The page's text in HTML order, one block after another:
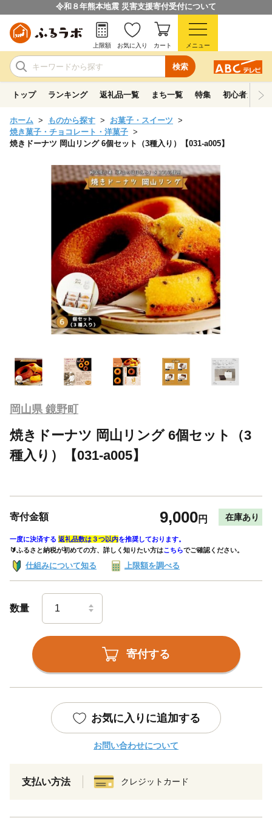
令和８年熊本地震 災害支援寄付受付について
検索
上限額 お気に入り カート メニュー
トップ ランキング 返礼品一覧 まち一覧 特集 初心者ガイド
ホーム ものから探す
お菓子・スイーツ
焼き菓子・チョコレート・洋菓子
焼きドーナツ 岡山リング 6個セット（3種入り）【031-a005】
岡山県 鏡野町
焼きドーナツ 岡山リング 6個セット（3
種入り）【031-a005】
寄付金額 9,000円 在庫あり
一度に決済する 返礼品数は３つ以内を推奨しております。
🔰ふるさと納税が初めての方、詳しく知りたい方はこちらでご確認ください。
仕組みについて知る 上限額を調べる
数量
寄付する
お気に入りに追加する
お問い合わせについて
支払い方法 クレジットカード